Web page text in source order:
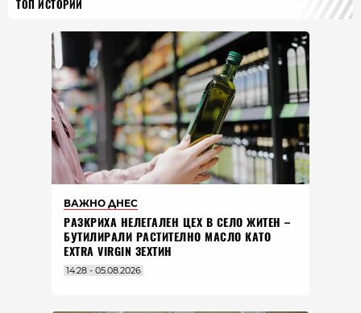
ТОП ИСТОРИИ
ВАЖНО ДНЕС
РАЗКРИХА НЕЛЕГАЛЕН ЦЕХ В СЕЛО ЖИТЕН –
БУТИЛИРАЛИ РАСТИТЕЛНО МАСЛО КАТО
EXTRA VIRGIN ЗЕХТИН
14:28 - 05.08.2026